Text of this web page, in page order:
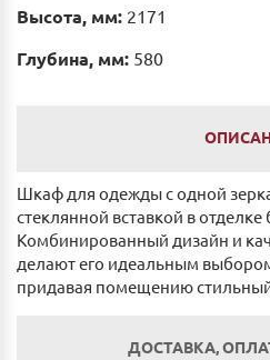
Высота, мм: 2171
Глубина, мм: 580
Шкаф для одежды с одной
стеклянной вставкой в отделке
Комбинированный дизайн и
делают его идеальным
придавая помещению
ДОСТАВКА,